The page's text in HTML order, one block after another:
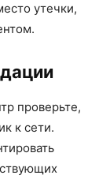
утечки,
проверьте,
к сети.